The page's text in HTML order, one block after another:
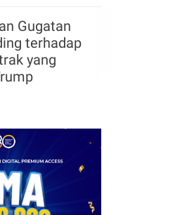
Gugatan
terhadap
yang